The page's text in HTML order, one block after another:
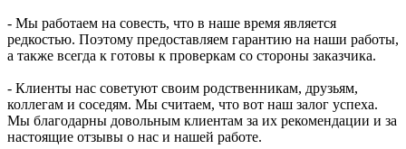
- Мы работаем на совесть, что в наше время является
редкостью. Поэтому предоставляем гарантию на наши работы,
а также всегда к готовы к проверкам со стороны заказчика.
- Клиенты нас советуют своим родственникам, друзьям,
коллегам и соседям. Мы считаем, что вот наш залог успеха.
Мы благодарны довольным клиентам за их рекомендации и за
настоящие отзывы о нас и нашей работе.